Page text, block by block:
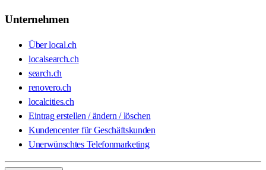
Unternehmen
Über local.ch
localsearch.ch
search.ch
renovero.ch
localcities.ch
Eintrag erstellen / ändern / löschen
Kundencenter für Geschäftskunden
Unerwünschtes Telefonmarketing